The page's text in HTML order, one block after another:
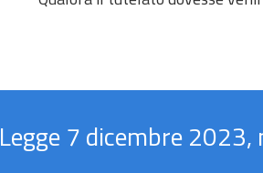
Legge 7 dicembre